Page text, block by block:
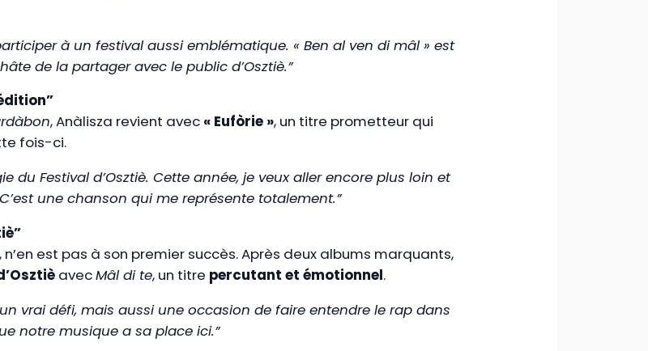
à un festival aussi emblématique. « Ben al ven di mâl » est
de la partager avec le public d’Osztiè.”
, Anàlisza revient avec « Eufòrie », un titre prometteur qui
fois-ci.
du Festival d’Osztiè. Cette année, je veux aller encore plus loin et
une chanson qui me représente totalement.”
, n’en est pas à son premier succès. Après deux albums marquants,
avecMâl di te, un titre percutant et émotionnel.
un vrai défi, mais aussi une occasion de faire entendre le rap dans
notre musique a sa place ici.”